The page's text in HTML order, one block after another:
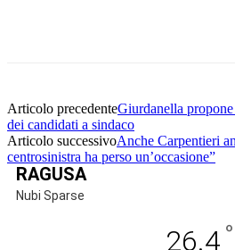
Articolo precedenteGiurdanella
dei candidati a sindaco
Articolo successivoAnche Carpentieri
centrosinistra ha perso un’occasione”
RAGUSA
Nubi Sparse
26.4 °